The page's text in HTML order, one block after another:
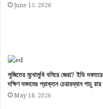
June 15, 2026
সুজিতের মুখোমুখি বসিয়ে জেরা? ইডি দফতরে
দক্ষিণ দমদমের প্রাক্তন চেয়ারম্যান পাচু রায়
May 18, 2026